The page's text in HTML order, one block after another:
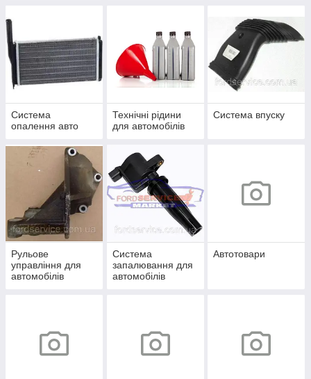
Система
опалення авто
Технічні рідини
для автомобілів
Система впуску
Рульове
управління для
автомобілів
Система
запалювання для
автомобілів
Автотовари